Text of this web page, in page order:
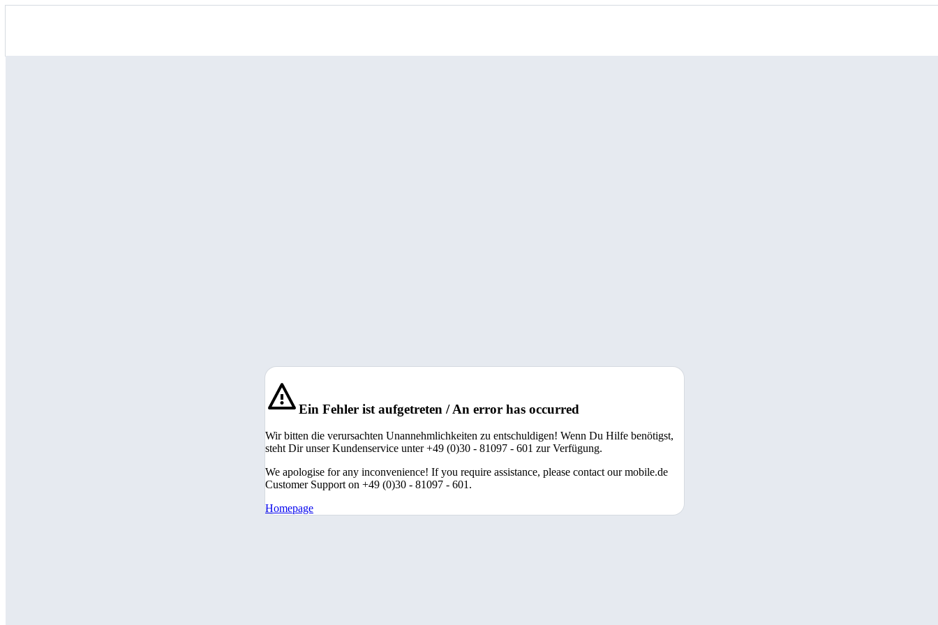
Ein Fehler ist aufgetreten / An error has occurred
Wir bitten die verursachten Unannehmlichkeiten zu entschuldigen! Wenn Du Hilfe benötigst,
steht Dir unser Kundenservice unter +49 (0)30 - 81097 - 601 zur Verfügung.
We apologise for any inconvenience! If you require assistance, please contact our mobile.de
Customer Support on +49 (0)30 - 81097 - 601.
Homepage